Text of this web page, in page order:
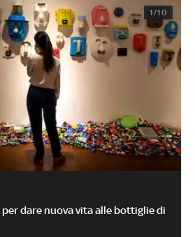
1/10
per dare nuova vita alle bottiglie di